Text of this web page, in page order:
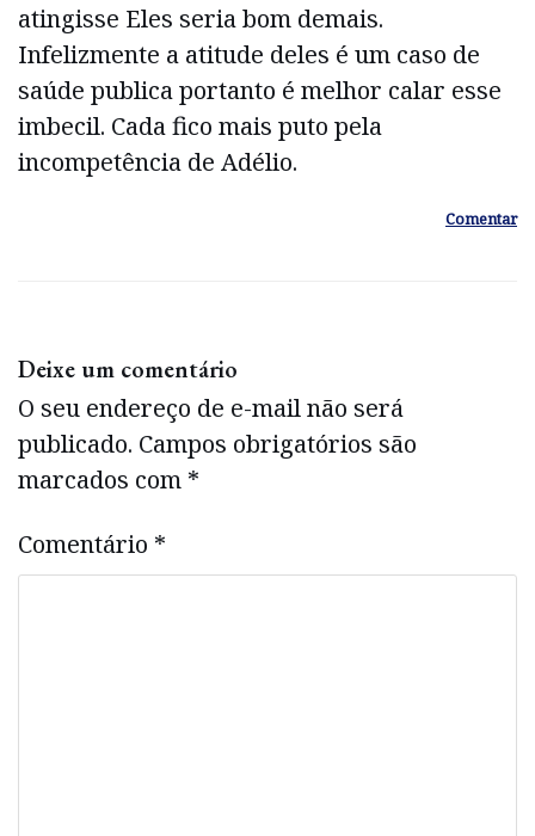
atingisse Eles seria bom demais.
Infelizmente a atitude deles é um caso de
saúde publica portanto é melhor calar esse
imbecil. Cada fico mais puto pela
incompetência de Adélio.
Comentar
Deixe um comentário
O seu endereço de e-mail não será
publicado. Campos obrigatórios são
marcados com *
Comentário *